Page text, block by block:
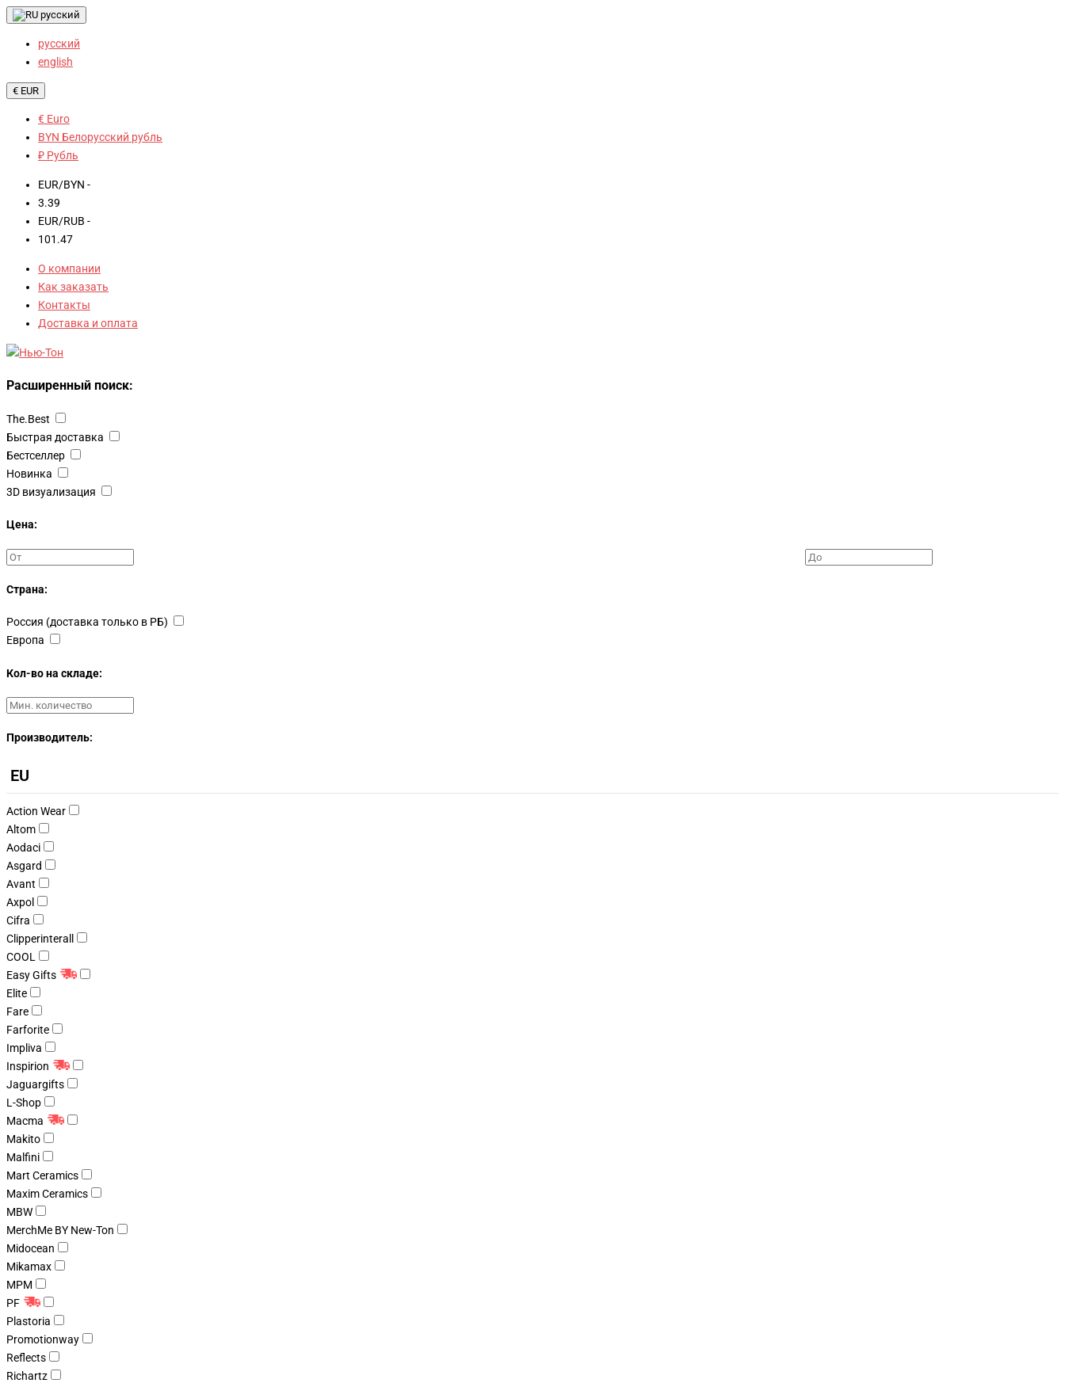
русский
русский
english
€ EUR
€ Euro
BYN Белорусский рубль
₽ Рубль
EUR/BYN -
3.39
EUR/RUB -
101.47
О компании
Как заказать
Контакты
Доставка и оплата
Расширенный поиск:
The.Best
Быстрая доставка
Бестселлер
Новинка
3D визуализация
Цена:
Страна:
Россия (доставка только в РБ)
Европа
Кол-во на складе:
Производитель:
EU
Action Wear
Altom
Aodaci
Asgard
Avant
Axpol
Cifra
Clipperinterall
COOL
Easy Gifts
Elite
Fare
Farforite
Impliva
Inspirion
Jaguargifts
L-Shop
Macma
Makito
Malfini
Mart Ceramics
Maxim Ceramics
MBW
MerchMe BY New-Ton
Midocean
Mikamax
MPM
PF
Plastoria
Promotionway
Reflects
Richartz